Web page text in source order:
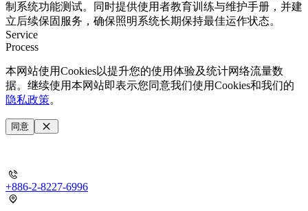
制系统功能测试。同时提供使用者教育训练与维护手册，并建
立后续保固服务，确保照明系统长期保持最佳运作状态。
Service
Process
本网站使用Cookies以提升您的使用体验及统计网络流量数
据。继续使用本网站即表示您同意我们使用Cookies和我们的
隐私政策。
同意
+886-2-8227-6996